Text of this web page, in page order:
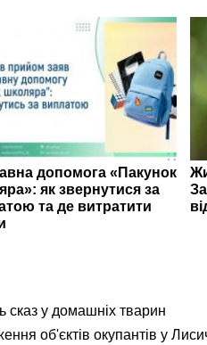
допомога «Пакунок
як звернутися за
та де витратити
сказ у домашніх тварин
об'єктів окупантів у